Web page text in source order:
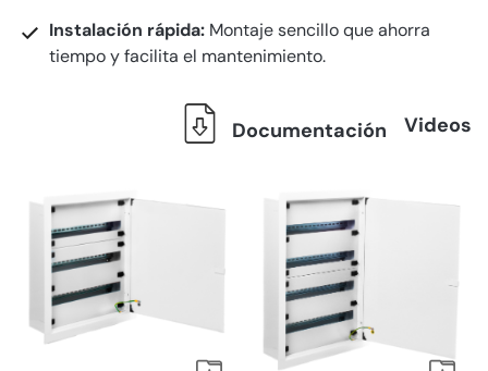
Instalación rápida: Montaje sencillo que ahorra
tiempo y facilita el mantenimiento.
Documentación Videos